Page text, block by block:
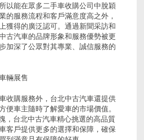
以能在眾多二手車收購公司中脫穎
的服務流程和客戶滿意度高之外，
獲得的廣泛認可。通過新聞采訪和
古汽車的品牌形象和服務優勢被更
加深了公眾對其專業、誠信服務的
輛展售
收購服務外，台北中古汽車還提供
便車主隨時了解愛車的市場價值。
，台北中古汽車精心挑選的高品質
客戶提供更多的選擇和保障，確保